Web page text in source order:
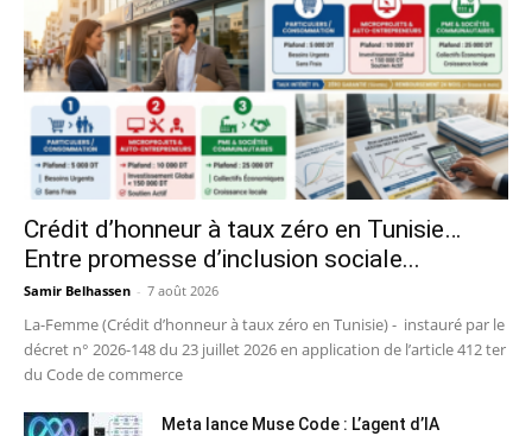
Crédit d’honneur à taux zéro en Tunisie…
Entre promesse d’inclusion sociale...
Samir Belhassen - 7 août 2026
La-Femme (Crédit d’honneur à taux zéro en Tunisie) - instauré par le
décret n° 2026-148 du 23 juillet 2026 en application de l’article 412 ter
du Code de commerce
Meta lance Muse Code : L’agent d’IA